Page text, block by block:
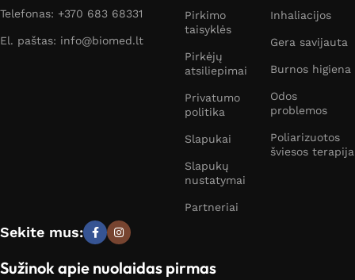
Telefonas: +370 683 68331
El. paštas: info@biomed.lt
Pirkimo
taisyklės
Pirkėjų
atsiliepimai
Privatumo
politika
Slapukai
Slapukų
nustatymai
Partneriai
Inhaliacijos
Gera savijauta
Burnos higiena
Odos
problemos
Poliarizuotos
šviesos terapija
Sekite mus:
Sužinok apie nuolaidas pirmas